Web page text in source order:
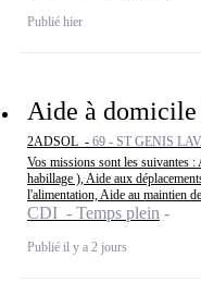
Publié hier
Aide à
2ADSOL - 69 - ST GENIS
Vos missions sont les suivantes :
habillage ), Aide aux
l'alimentation, Aide au maintien
CDI - Temps plein
Publié il y a 2 jours